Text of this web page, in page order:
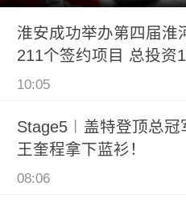
淮安成功举办第四届淮
211个签约项目 总投资
10:05
Stage5︱盖特登顶总冠
王奎程拿下蓝衫！
08:06